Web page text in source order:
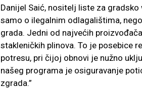
Danijel Saić, nositelj liste za
samo o ilegalnim odlagalištima,
grada. Jedni od najvećih
stakleničkih plinova. To je posebice
potresu, pri čijoj obnovi je nužno
našeg programa je osiguravanje
zgrada.”